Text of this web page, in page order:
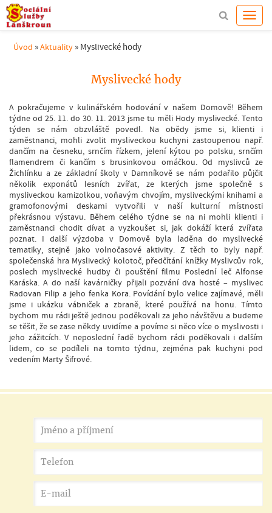
Úvod »Aktuality » Myslivecké hody
Myslivecké hody
A pokračujeme v kulinářském hodování v našem Domově! Během
týdne od 25. 11. do 30. 11. 2013 jsme tu měli Hody myslivecké. Tento
týden se nám obzvláště povedl. Na obědy jsme si, klienti i
zaměstnanci, mohli zvolit mysliveckou kuchyni zastoupenou např.
dančím na česneku, srnčím řízkem, jelení kýtou po polsku, srnčím
flamendrem či kančím s brusinkovou omáčkou. Od myslivců ze
Žichlínku a ze základní školy v Damníkově se nám podařilo půjčit
několik exponátů lesních zvířat, ze kterých jsme společně s
mysliveckou kamizolkou, voňavým chvojím, mysliveckými knihami a
gramofonovými deskami vytvořili v naší kulturní místnosti
překrásnou výstavu. Během celého týdne se na ni mohli klienti i
zaměstnanci chodit dívat a vyzkoušet si, jak dokáží která zvířata
poznat. I další výzdoba v Domově byla laděna do myslivecké
tematiky, stejně jako volnočasové aktivity. Z těch to byly např.
společenská hra Myslivecký kolotoč, předčítání knížky Myslivcův rok,
poslech myslivecké hudby či pouštění filmu Poslední leč Alfonse
Karáska. A do naší kavárničky přijali pozvání dva hosté – myslivec
Radovan Filip a jeho fenka Kora. Povídání bylo velice zajímavé, měli
jsme i ukázku vábniček a zbraně, které používá na honu. Tímto
bychom mu rádi ještě jednou poděkovali za jeho návštěvu a budeme
se těšit, že se zase někdy uvidíme a povíme si něco více o myslivosti i
jeho zážitcích. V neposlední řadě bychom rádi poděkovali i dalším
lidem, co se podíleli na tomto týdnu, zejména pak kuchyni pod
vedením Marty Šifrové.